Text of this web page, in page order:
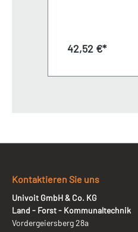
Regulärer Preis:
42,52 €*
Kontaktieren Sie uns
Univoit GmbH & Co. KG
Land - Forst - Kommunaltechnik
Vordergeiersberg 28a